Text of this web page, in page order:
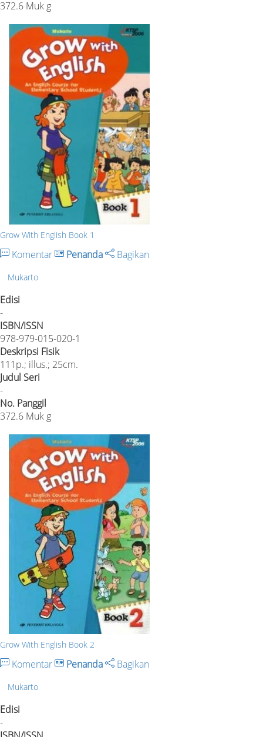
372.6 Muk g
Grow With English Book 1
Komentar Penanda Bagikan
Mukarto
Edisi
-
ISBN/ISSN
978-979-015-020-1
Deskripsi Fisik
111p.; illus.; 25cm.
Judul Seri
-
No. Panggil
372.6 Muk g
Grow With English Book 2
Komentar Penanda Bagikan
Mukarto
Edisi
-